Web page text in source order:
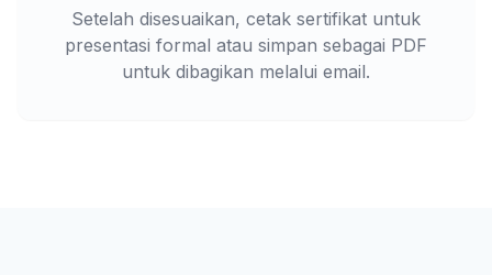
Setelah disesuaikan, cetak sertifikat untuk
presentasi formal atau simpan sebagai PDF
untuk dibagikan melalui email.